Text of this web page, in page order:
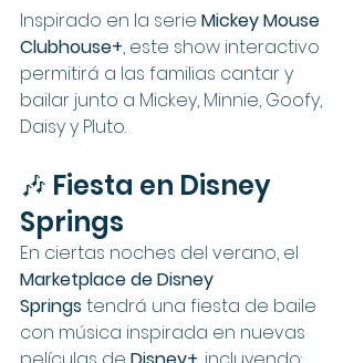
Inspirado en la serie Mickey Mouse
Clubhouse+, este show interactivo
permitirá a las familias cantar y
bailar junto a Mickey, Minnie, Goofy,
Daisy y Pluto.
🎶 Fiesta en Disney
Springs
En ciertas noches del verano, el
Marketplace de Disney
Springs tendrá una fiesta de baile
con música inspirada en nuevas